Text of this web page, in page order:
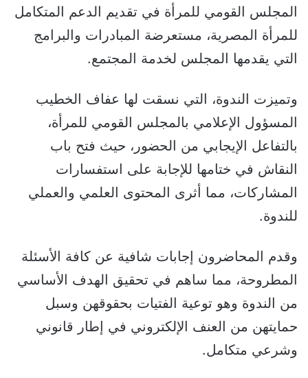
المجلس القومي للمرأة في تقديم الدعم المتكامل
للمرأة المصرية، مستعرضة المبادرات والبرامج
التي يقدمها المجلس لخدمة المجتمع.
وتميزت الندوة، التي نسقت لها عفاف الخطيب
المسؤول الإعلامي بالمجلس القومي للمرأة،
بالتفاعل الإيجابي من الحضور، حيث فتح باب
النقاش في ختامها للإجابة على استفسارات
المشاركات، مما أثرى المحتوى العلمي والعملي
للندوة.
وقدم المحاضرون إجابات شافية عن كافة الأسئلة
المطروحة، مما ساهم في تحقيق الهدف الأساسي
من الندوة وهو توعية الفتيات بحقوقهن وسبل
حمايتهن من العنف الإلكتروني في إطار قانوني
وشرعي متكامل.